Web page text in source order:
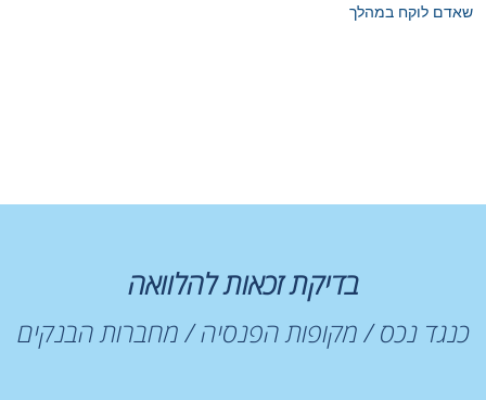
שאדם לוקח במהלך
בדיקת זכאות להלוואה
כנגד נכס / מקופות הפנסיה / מחברות הבנקים